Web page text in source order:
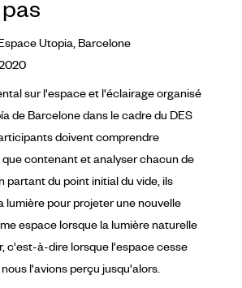
Utopia, Barcelone
sur l'espace et l'éclairage organisé
de Barcelone dans le cadre du DES
doivent comprendre
contenant et analyser chacun de
partant du point initial du vide, ils
lumière pour projeter une nouvelle
espace lorsque la lumière naturelle
c'est-à-dire lorsque l'espace cesse
l'avions perçu jusqu'alors.